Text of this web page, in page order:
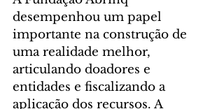
desempenhou um papel
importante na construção de
uma realidade melhor,
articulando doadores e
entidades e fiscalizando a
aplicação dos recursos. A